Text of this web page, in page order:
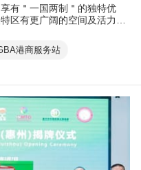
有＂一国两制＂的独特优
区有更广阔的空间及活力贡
门设立＂GoGBA港商服务
在地支援服务。
港商服务站